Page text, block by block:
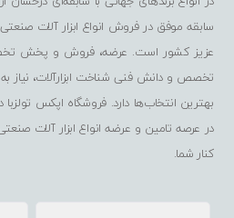
سابقه موفق در فروش انواع ابزار آلات
عزیز کشور است. عرضه، فروش و پخش
تخصص و دانش فنی شناخت ابزارآلات، نیاز
بهترین انتخاب‌ها دارد. فروشگاه اپکس
در عرصه تامین و عرضه انواع ابزار آلات
کنار شما.